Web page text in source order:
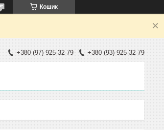
Кошик
+380 (97) 925-32-79 +380 (93) 925-32-79